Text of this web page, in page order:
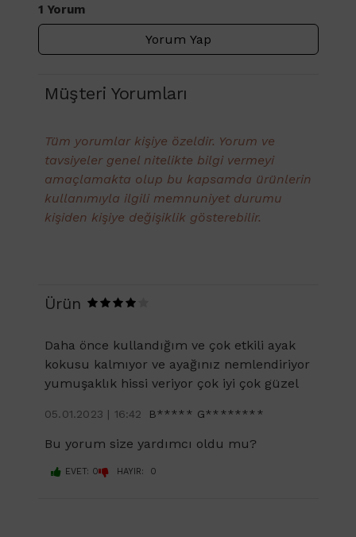
1 Yorum
Yorum Yap
Müşteri Yorumları
Tüm yorumlar kişiye özeldir. Yorum ve
tavsiyeler genel nitelikte bilgi vermeyi
amaçlamakta olup bu kapsamda ürünlerin
kullanımıyla ilgili memnuniyet durumu
kişiden kişiye değişiklik gösterebilir.
Ürün
Daha önce kullandığım ve çok etkili ayak
kokusu kalmıyor ve ayağınız nemlendiriyor
yumuşaklık hissi veriyor çok iyi çok güzel
05.01.2023 | 16:42 B***** G********
Bu yorum size yardımcı oldu mu?
EVET: 0 HAYIR: 0